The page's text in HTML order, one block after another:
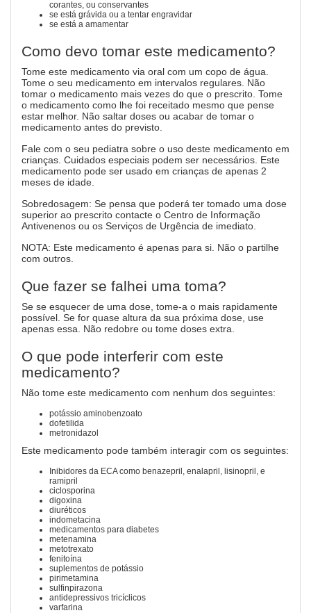
corantes, ou conservantes
se está grávida ou a tentar engravidar
se está a amamentar
Como devo tomar este medicamento?
Tome este medicamento via oral com um copo de água.
Tome o seu medicamento em intervalos regulares. Não
tomar o medicamento mais vezes do que o prescrito. Tome
o medicamento como lhe foi receitado mesmo que pense
estar melhor. Não saltar doses ou acabar de tomar o
medicamento antes do previsto.
Fale com o seu pediatra sobre o uso deste medicamento em
crianças. Cuidados especiais podem ser necessários. Este
medicamento pode ser usado em crianças de apenas 2
meses de idade.
Sobredosagem: Se pensa que poderá ter tomado uma dose
superior ao prescrito contacte o Centro de Informação
Antivenenos ou os Serviços de Urgência de imediato.
NOTA: Este medicamento é apenas para si. Não o partilhe
com outros.
Que fazer se falhei uma toma?
Se se esquecer de uma dose, tome-a o mais rapidamente
possível. Se for quase altura da sua próxima dose, use
apenas essa. Não redobre ou tome doses extra.
O que pode interferir com este
medicamento?
Não tome este medicamento com nenhum dos seguintes:
potássio aminobenzoato
dofetilida
metronidazol
Este medicamento pode também interagir com os seguintes:
Inibidores da ECA como benazepril, enalapril, lisinopril, e
ramipril
ciclosporina
digoxina
diuréticos
indometacina
medicamentos para diabetes
metenamina
metotrexato
fenitoína
suplementos de potássio
pirimetamina
sulfinpirazona
antidepressivos tricíclicos
varfarina